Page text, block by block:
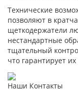
Технические
позволяют в
щеткодержатели
нестандартные
тщательный
что гарантирует
Наши Контакты